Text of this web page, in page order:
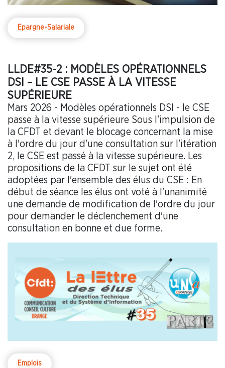
Epargne-Salariale
LLDE#35-2 : MODÈLES OPÉRATIONNELS
DSI – LE CSE PASSE À LA VITESSE
SUPÉRIEURE
Mars 2026 - Modèles opérationnels DSI - le CSE
passe à la vitesse supérieure Sous l'impulsion de
la CFDT et devant le blocage concernant la mise
à l'ordre du jour d'une consultation sur l'itération
2, le CSE est passé à la vitesse supérieure. Les
propositions de la CFDT sur le sujet ont été
adoptées par l'ensemble des élus du CSE : En
début de séance les élus ont voté à l'unanimité
une demande de modification de l'ordre du jour
pour demander le déclenchement d'une
consultation en bonne et due forme.
Emplois